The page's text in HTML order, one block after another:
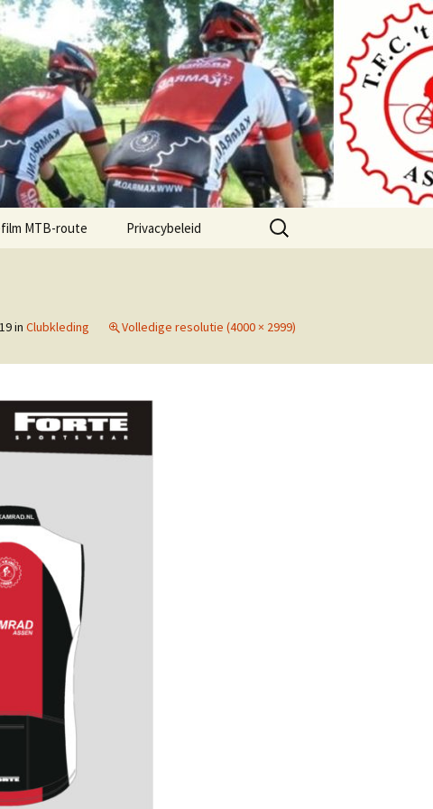
MTB-route Privacybeleid
Zoeken
naar:
in Clubkleding Volledige resolutie (4000 × 2999)